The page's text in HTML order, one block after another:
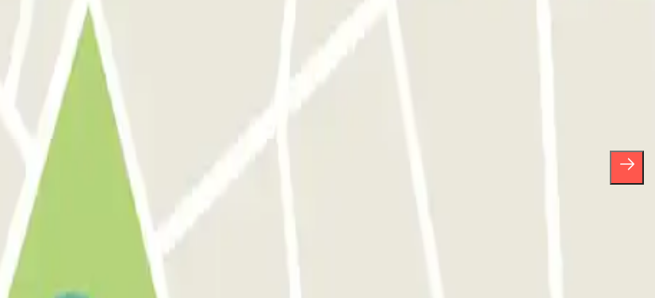
sorteios e muitas outras surpresas.
da Parclick. Sem qualquer obrigação, pode cancelar a sua subscrição sempre que quiser na mesma newsletter.